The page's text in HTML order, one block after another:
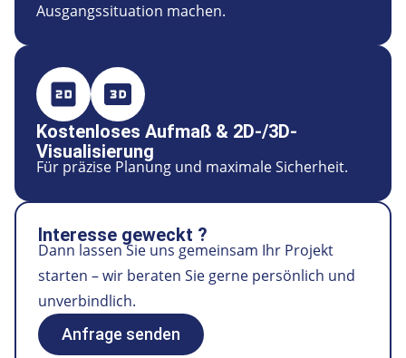
Ausgangssituation machen.
Kostenloses Aufmaß & 2D-/3D-
Visualisierung
Für präzise Planung und maximale Sicherheit.
Interesse geweckt ?
Dann lassen Sie uns gemeinsam Ihr Projekt
starten – wir beraten Sie gerne persönlich und
unverbindlich.
Anfrage senden